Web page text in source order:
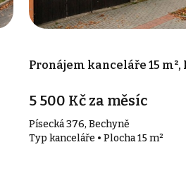
Pronájem kanceláře 15 m²,
5 500 Kč za měsíc
Písecká 376, Bechyně
Typ kanceláře • Plocha 15 m²